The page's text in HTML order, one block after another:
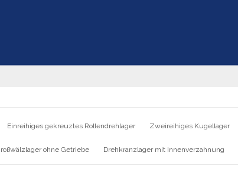
Einreihiges gekreuztes Rollendrehlager Zweireihiges Kugellager
ohne Getriebe Drehkranzlager mit Innenverzahnung